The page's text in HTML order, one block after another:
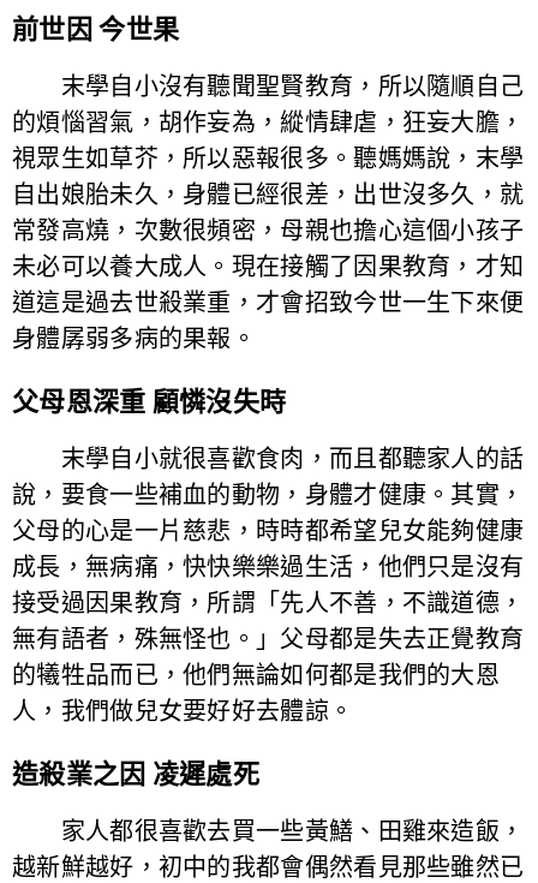
前世因 今世果
末學自小沒有聽聞聖賢教育，所以隨順自己
的煩惱習氣，胡作妄為，縱情肆虐，狂妄大膽，
視眾生如草芥，所以惡報很多。聽媽媽說，末學
自出娘胎未久，身體已經很差，出世沒多久，就
常發高燒，次數很頻密，母親也擔心這個小孩子
未必可以養大成人。現在接觸了因果教育，才知
道這是過去世殺業重，才會招致今世一生下來便
身體孱弱多病的果報。
父母恩深重 顧憐沒失時
末學自小就很喜歡食肉，而且都聽家人的話
說，要食一些補血的動物，身體才健康。其實，
父母的心是一片慈悲，時時都希望兒女能夠健康
成長，無病痛，快快樂樂過生活，他們只是沒有
接受過因果教育，所謂「先人不善，不識道德，
無有語者，殊無怪也。」父母都是失去正覺教育
的犧牲品而已，他們無論如何都是我們的大恩
人，我們做兒女要好好去體諒。
造殺業之因 凌遲處死
家人都很喜歡去買一些黃鱔、田雞來造飯，
越新鮮越好，初中的我都會偶然看見那些雖然已